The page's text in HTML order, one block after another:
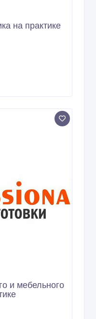
на практике
и мебельного